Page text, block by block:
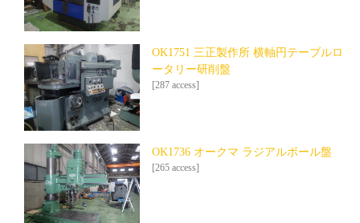
OK1751 三正製作所 横軸円テーブルロ
ータリー研削盤
[287 access]
OK1736 オークマ ラジアルボール盤
[265 access]